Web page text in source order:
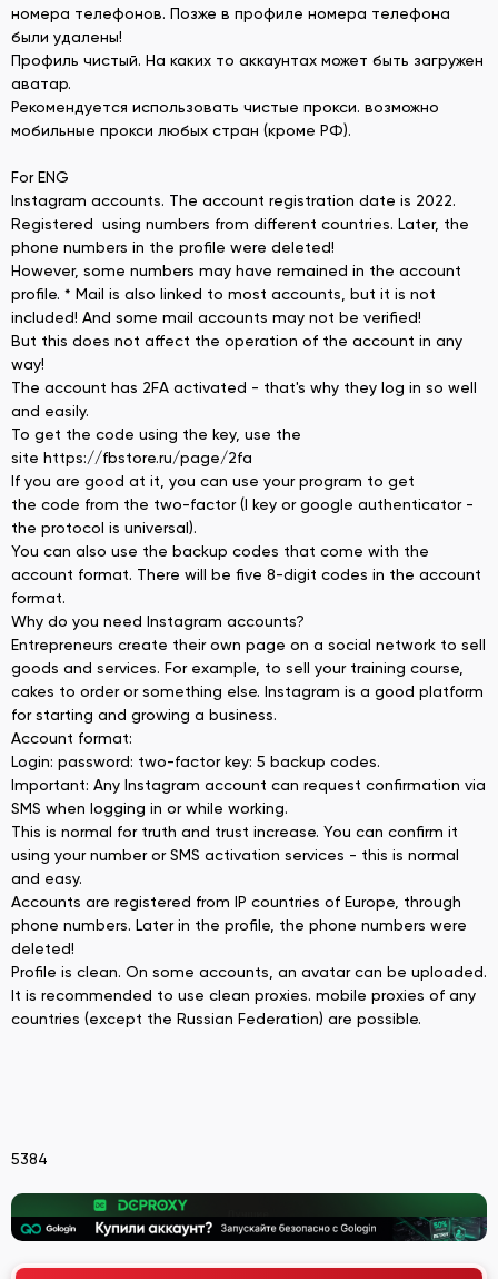
номера телефонов. Позже в профиле номера телефона
были удалены!
Профиль чистый. На каких то аккаунтах может быть загружен
аватар.
Рекомендуется использовать чистые прокси. возможно
мобильные прокси любых стран (кроме РФ).
For ENG
Instagram accounts. The account registration date is 2022.
Registered using numbers from different countries. Later, the
phone numbers in the profile were deleted!
However, some numbers may have remained in the account
profile. * Mail is also linked to most accounts, but it is not
included! And some mail accounts may not be verified!
But this does not affect the operation of the account in any
way!
The account has 2FA activated - that's why they log in so well
and easily.
To get the code using the key, use the
site https://fbstore.ru/page/2fa
If you are good at it, you can use your program to get
the code from the two-factor (I key or google authenticator -
the protocol is universal).
You can also use the backup codes that come with the
account format. There will be five 8-digit codes in the account
format.
Why do you need Instagram accounts?
Entrepreneurs create their own page on a social network to sell
goods and services. For example, to sell your training course,
cakes to order or something else. Instagram is a good platform
for starting and growing a business.
Account format:
Login: password: two-factor key: 5 backup codes.
Important: Any Instagram account can request confirmation via
SMS when logging in or while working.
This is normal for truth and trust increase. You can confirm it
using your number or SMS activation services - this is normal
and easy.
Accounts are registered from IP countries of Europe, through
phone numbers. Later in the profile, the phone numbers were
deleted!
Profile is clean. On some accounts, an avatar can be uploaded.
It is recommended to use clean proxies. mobile proxies of any
countries (except the Russian Federation) are possible.
5384